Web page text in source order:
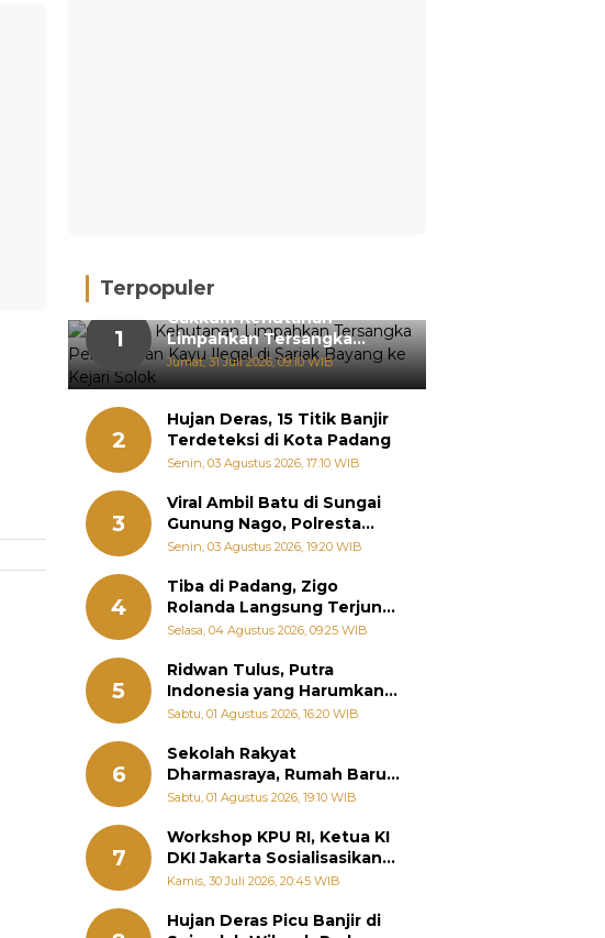
Terpopuler
1
Gakkum Kehutanan
Limpahkan Tersangka
Pemanenan Kayu Ilegal di
Sariak Bayang ke Kejari
Jumat, 31 Juli 2026, 09:10 WIB
2
Hujan Deras, 15 Titik Banjir
Terdeteksi di Kota Padang
Senin, 03 Agustus 2026, 17:10 WIB
3
Viral Ambil Batu di Sungai
Gunung Nago, Polresta
Padang Ungkap Fakta
Senin, 03 Agustus 2026, 19:20 WIB
4
Tiba di Padang, Zigo
Rolanda Langsung Terjun
Bantu Warga Terdampak
Selasa, 04 Agustus 2026, 09:25 WIB
5
Ridwan Tulus, Putra
Indonesia yang Harumkan
Nama Bangsa hingga
Jepang
Sabtu, 01 Agustus 2026, 16:20 WIB
6
Sekolah Rakyat
Dharmasraya, Rumah Baru
268 Anak Menggapai Mimpi
Kemiskinan
Sabtu, 01 Agustus 2026, 19:10 WIB
7
Workshop KPU RI, Ketua KI
DKI Jakarta Sosialisasikan
Hukum Acara Penyelesaian
Kamis, 30 Juli 2026, 20:45 WIB
Hujan Deras Picu Banjir di